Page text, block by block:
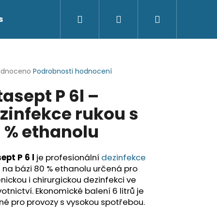
Přihlášení
Podrobnosti hodnocení
P 6l –
rukou s
ethanolu
P 6 l je profesionální dezinfekce
na bázi 80 % ethanolu určená pro
i chirurgickou dezinfekci ve
Ekonomické balení 6 litrů je
pro provozy s vysokou spotřebou.